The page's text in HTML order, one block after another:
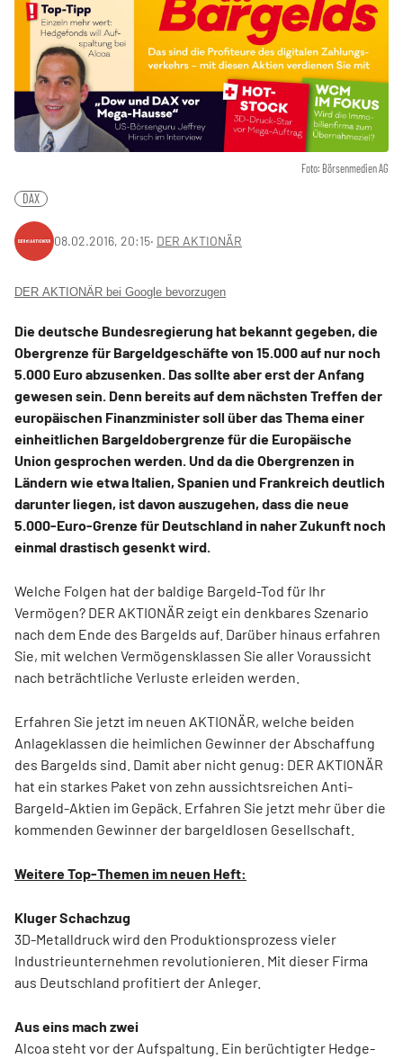
Foto: Börsenmedien AG
DAX
08.02.2016, 20:15‧ DER AKTIONÄR
DER AKTIONÄR bei Google bevorzugen
Die deutsche Bundesregierung hat bekannt gegeben, die
Obergrenze für Bargeldgeschäfte von 15.000 auf nur noch
5.000 Euro abzusenken. Das sollte aber erst der Anfang
gewesen sein. Denn bereits auf dem nächsten Treffen der
europäischen Finanzminister soll über das Thema einer
einheitlichen Bargeldobergrenze für die Europäische
Union gesprochen werden. Und da die Obergrenzen in
Ländern wie etwa Italien, Spanien und Frankreich deutlich
darunter liegen, ist davon auszugehen, dass die neue
5.000-Euro-Grenze für Deutschland in naher Zukunft noch
einmal drastisch gesenkt wird.
Welche Folgen hat der baldige Bargeld-Tod für Ihr
Vermögen? DER AKTIONÄR zeigt ein denkbares Szenario
nach dem Ende des Bargelds auf. Darüber hinaus erfahren
Sie, mit welchen Vermögensklassen Sie aller Voraussicht
nach beträchtliche Verluste erleiden werden.
Erfahren Sie jetzt im neuen AKTIONÄR, welche beiden
Anlageklassen die heimlichen Gewinner der Abschaffung
des Bargelds sind. Damit aber nicht genug: DER AKTIONÄR
hat ein starkes Paket von zehn aussichtsreichen Anti-
Bargeld-Aktien im Gepäck. Erfahren Sie jetzt mehr über die
kommenden Gewinner der bargeldlosen Gesellschaft.
Weitere Top-Themen im neuen Heft:
Kluger Schachzug
3D-Metalldruck wird den Produktionsprozess vieler
Industrieunternehmen revolutionieren. Mit dieser Firma
aus Deutschland profitiert der Anleger.
Aus eins mach zwei
Alcoa steht vor der Aufspaltung. Ein berüchtigter Hedge-